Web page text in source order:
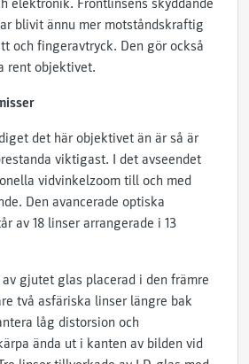
elektronik. Frontlinsens skyddande
blivit ännu mer motståndskraftig
och fingeravtryck. Den gör också
rent objektivet.
det här objektivet än är så är
viktigast. I det avseendet
vidvinkelzoom till och med
Den avancerade optiska
av 18 linser arrangerade i 13
gjutet glas placerad i den främre
två asfäriska linser längre bak
låg distorsion och
ända ut i kanten av bilden vid